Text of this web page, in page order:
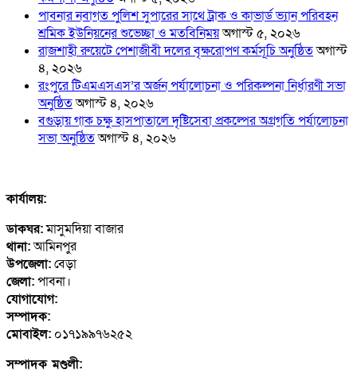
পাবনার নবাগত পুলিশ সুপারের সাথে ট্রাক ও কাভার্ড ভ্যান পরিবহন
শ্রমিক ইউনিয়নের শুভেচ্ছা ও মতবিনিময়অগাস্ট ৫, ২০২৬
রাজশাহী রুয়েটে পেশাজীবী দলের বৃক্ষরোপণ কর্মসূচি অনুষ্ঠিতঅগাস্ট
৪, ২০২৬
রংপুরে টিএমএসএস’র অর্জন পর্যালোচনা ও পরিকল্পনা নির্ধারণী সভা
অনুষ্ঠিতঅগাস্ট ৪, ২০২৬
বগুড়ায় গাক চক্ষু হাসপাতালে দৃষ্টিসেবা প্রকল্পের অগ্রগতি পর্যালোচনা
সভা অনুষ্ঠিতঅগাস্ট ৪, ২০২৬
কার্যালয়:
ডাকঘর:মাসুমদিয়া বাজার
থানা:আমিনপুর
উপজেলা:বেড়া
জেলা:পাবনা।
যোগাযোগ:
সম্পাদক:
মোবাইল: ০১৭১৯৯৭৬২৫২
সম্পাদক মণ্ডলী: